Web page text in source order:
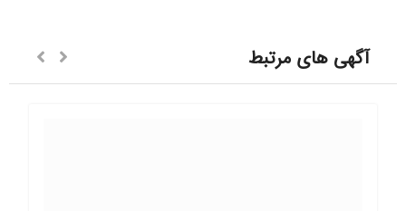
آگهی های مرتبط